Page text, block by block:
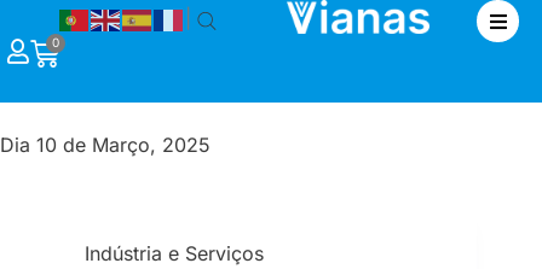
0
Dia 10 de Março, 2025
Indústria e Serviços